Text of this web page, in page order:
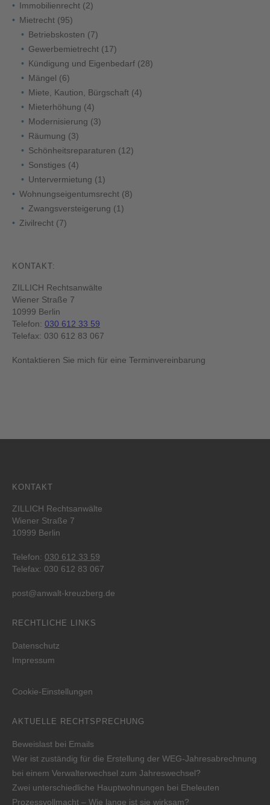
Immobilienrecht (2)
Mietrecht (95)
Betriebskosten (7)
Gewerbemietrecht (17)
Kündigung und Eigenbedarf (28)
Mängel (6)
Miete, Kaution, Bürgschaft (4)
Mieterhöhung (4)
Modernisierung (3)
Räumung (3)
Schönheitsreparaturen (12)
Sonstiges (4)
Untervermietung (1)
Wohnungseigentumsrecht (8)
Zwangsversteigerung (1)
Zivilrecht (7)
KONTAKT:
ZILLICH Rechtsanwälte
Wiener Straße 7
10999 Berlin
Telefon: 030 612 33 59
Telefax: 030 612 83 067
Kontaktieren Sie mich für eine Terminvereinbarung
KONTAKT
ZILLICH Rechtsanwälte
Wiener Straße 7
10999 Berlin
Telefon: 030 612 33 59
Telefax: 030 612 83 067
post@anwalt-kreuzberg.de
RECHTLICHE LINKS
Datenschutz
Impressum
Cookie-Einstellungen
AKTUELLE RECHTSPRECHUNG
Beweislast bei Emails
Wer ist zuständig für die Erstellung der WEG-Jahresabrechnung
bei einem Verwalterwechsel zum Jahreswechsel?
Zwei unterschiedliche Hauptwohnungen bei Eheleuten
Prozessvollmacht – Wie lange ist sie wirksam?